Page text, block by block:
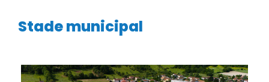
Stade municipal